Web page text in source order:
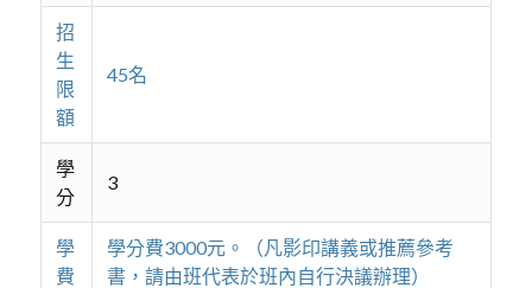
招
生
限
額
45名
學
分
3
學
費
學分費3000元。（凡影印講義或推薦參考
書，請由班代表於班內自行決議辦理）